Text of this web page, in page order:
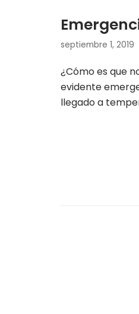
septiembre 1, 2019
¿Cómo es que
evidente
llegado a